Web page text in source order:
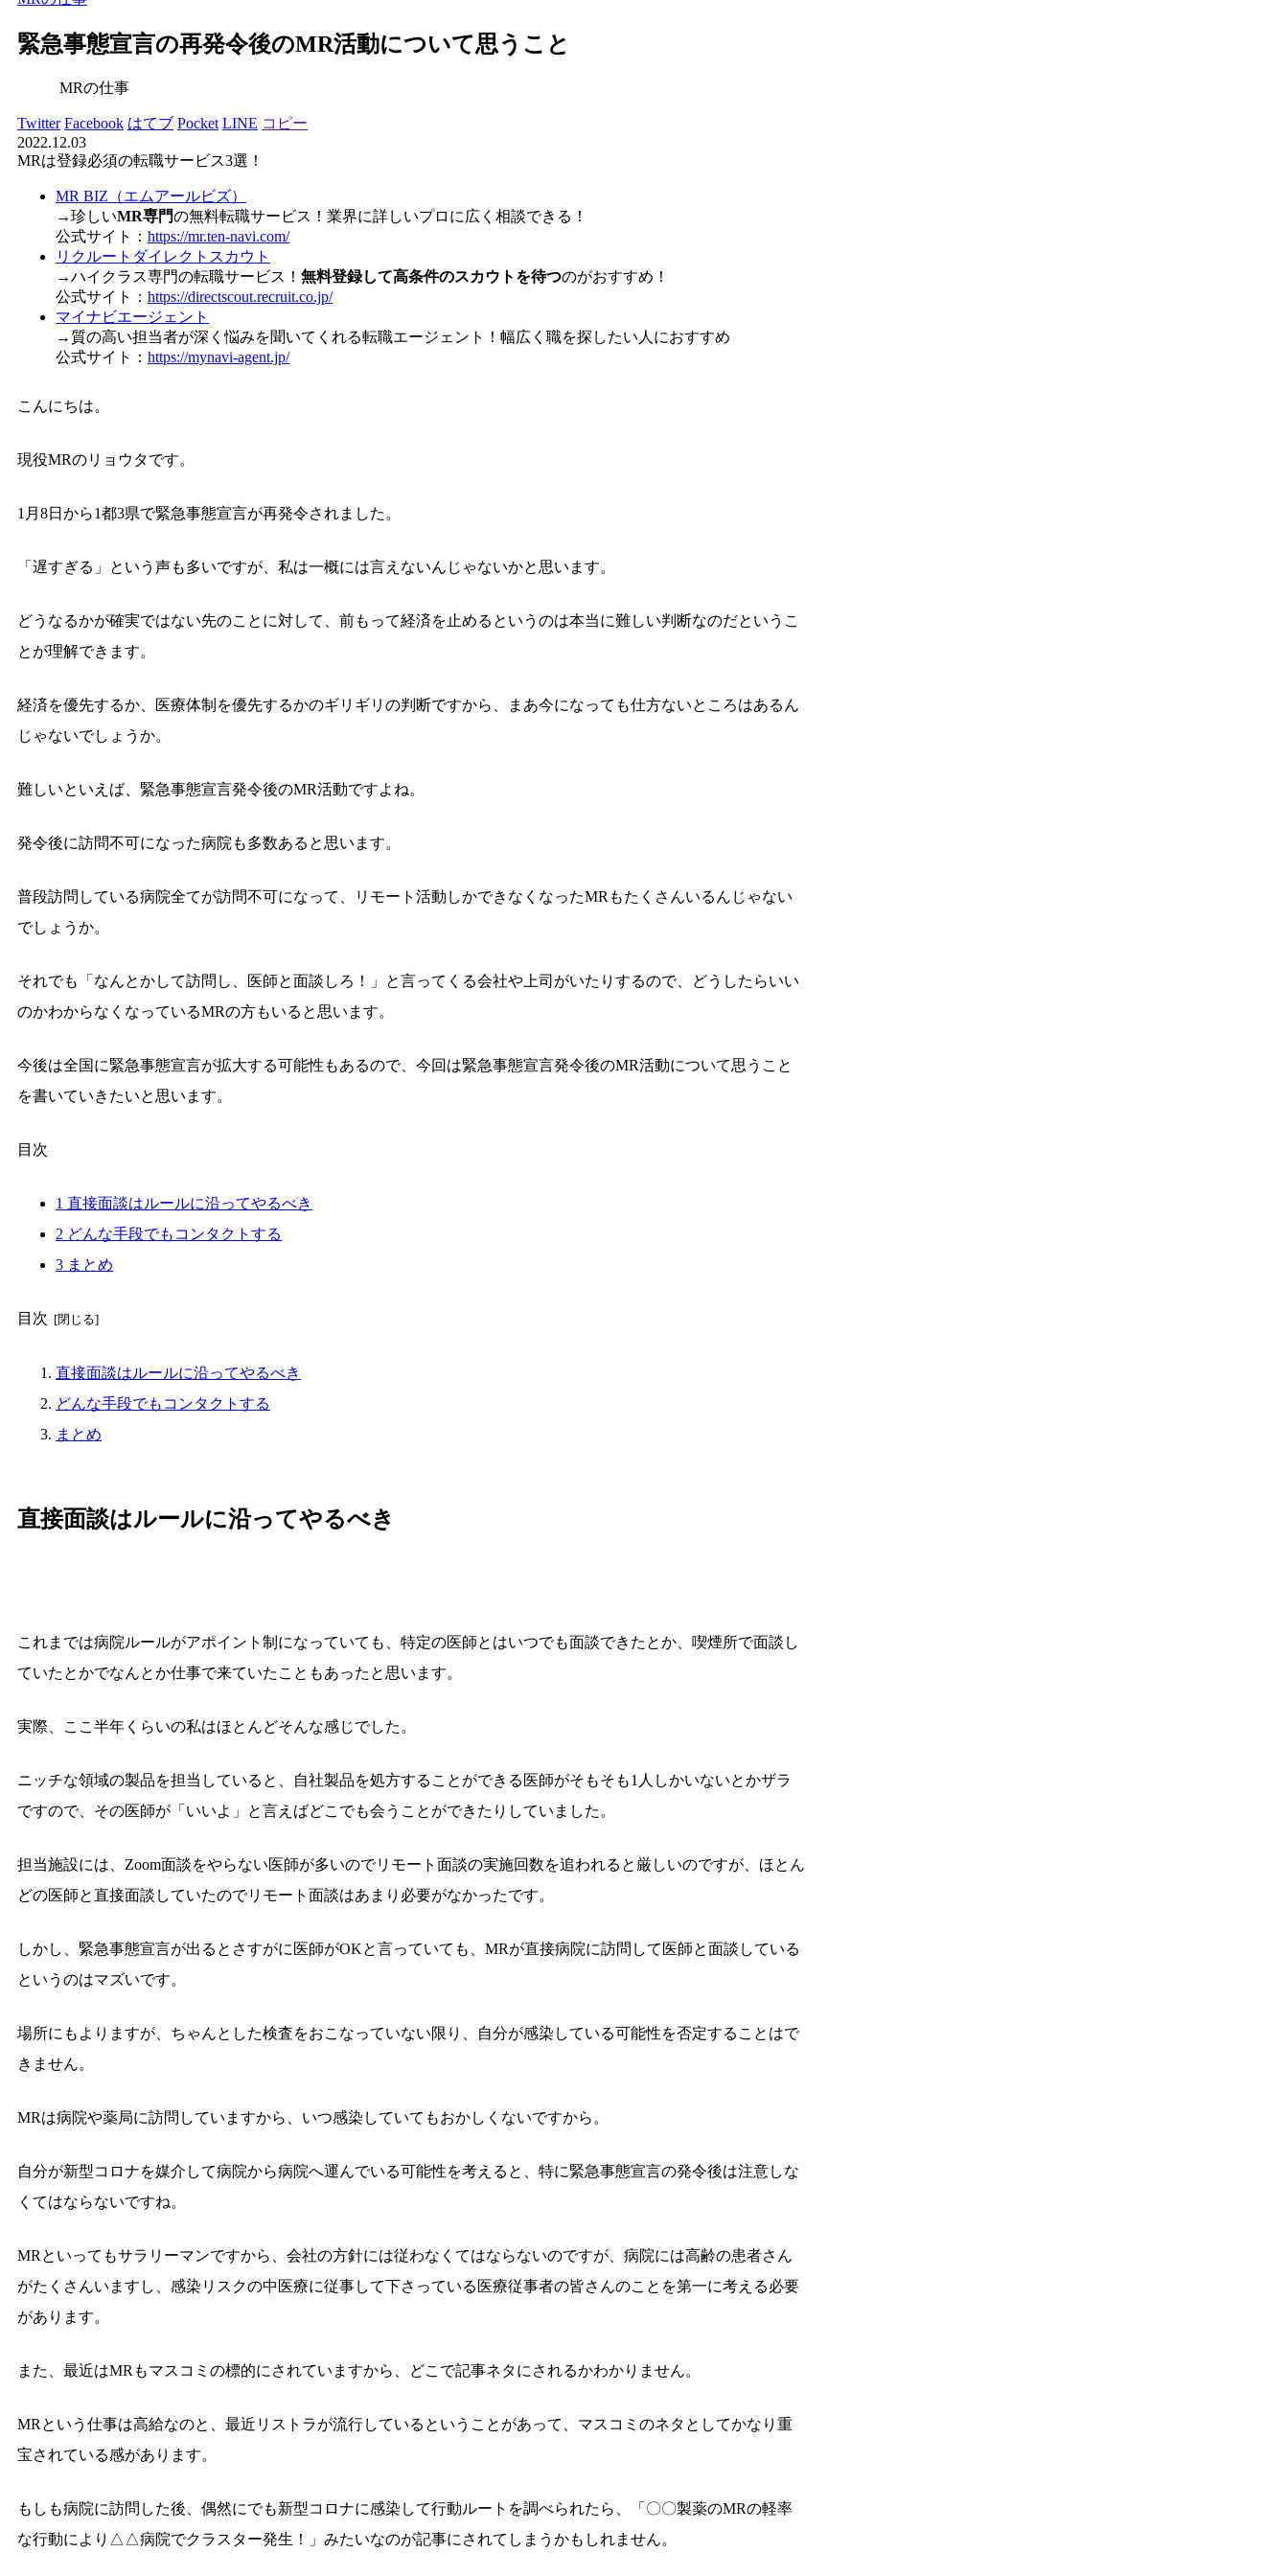
緊急事態宣言の再発令後のMR活動について思うこと
MRの仕事
Twitter Facebook はてブ Pocket LINE コピー
2022.12.03
MRは登録必須の転職サービス3選！
MR BIZ（エムアールビズ）
→珍しいMR専門の無料転職サービス！業界に詳しいプロに広く相談できる！
公式サイト： https://mr.ten-navi.com/
リクルートダイレクトスカウト
→ハイクラス専門の転職サービス！ 無料登録して高条件のスカウトを待つのがおすすめ！
公式サイト： https://directscout.recruit.co.jp/
マイナビエージェント
→質の高い担当者が深く悩みを聞いてくれる転職エージェント！幅広く職を探したい人におすすめ
公式サイト： https://mynavi-agent.jp/
こんにちは。
現役MRのリョウタです。
1月8日から1都3県で緊急事態宣言が再発令されました。
「遅すぎる」という声も多いですが、私は一概には言えないんじゃないかと思います。
どうなるかが確実ではない先のことに対して、前もって経済を止めるというのは本当に難しい判断なのだというこ
とが理解できます。
経済を優先するか、医療体制を優先するかのギリギリの判断ですから、まあ今になっても仕方ないところはあるん
じゃないでしょうか。
難しいといえば、緊急事態宣言発令後のMR活動ですよね。
発令後に訪問不可になった病院も多数あると思います。
普段訪問している病院全てが訪問不可になって、リモート活動しかできなくなったMRもたくさんいるんじゃない
でしょうか。
それでも「なんとかして訪問し、医師と面談しろ！」と言ってくる会社や上司がいたりするので、どうしたらいい
のかわからなくなっているMRの方もいると思います。
今後は全国に緊急事態宣言が拡大する可能性もあるので、今回は緊急事態宣言発令後のMR活動について思うこと
を書いていきたいと思います。
目次
1 直接面談はルールに沿ってやるべき
2 どんな手段でもコンタクトする
3 まとめ
目次
直接面談はルールに沿ってやるべき
どんな手段でもコンタクトする
まとめ
直接面談はルールに沿ってやるべき
これまでは病院ルールがアポイント制になっていても、特定の医師とはいつでも面談できたとか、喫煙所で面談し
ていたとかでなんとか仕事で来ていたこともあったと思います。
実際、ここ半年くらいの私はほとんどそんな感じでした。
ニッチな領域の製品を担当していると、自社製品を処方することができる医師がそもそも1人しかいないとかザラ
ですので、その医師が「いいよ」と言えばどこでも会うことができたりしていました。
担当施設には、Zoom面談をやらない医師が多いのでリモート面談の実施回数を追われると厳しいのですが、ほとん
どの医師と直接面談していたのでリモート面談はあまり必要がなかったです。
しかし、緊急事態宣言が出るとさすがに医師がOKと言っていても、MRが直接病院に訪問して医師と面談している
というのはマズいです。
場所にもよりますが、ちゃんとした検査をおこなっていない限り、自分が感染している可能性を否定することはで
きません。
MRは病院や薬局に訪問していますから、いつ感染していてもおかしくないですから。
自分が新型コロナを媒介して病院から病院へ運んでいる可能性を考えると、特に緊急事態宣言の発令後は注意しな
くてはならないですね。
MRといってもサラリーマンですから、会社の方針には従わなくてはならないのですが、病院には高齢の患者さん
がたくさんいますし、感染リスクの中医療に従事して下さっている医療従事者の皆さんのことを第一に考える必要
があります。
また、最近はMRもマスコミの標的にされていますから、どこで記事ネタにされるかわかりません。
MRという仕事は高給なのと、最近リストラが流行しているということがあって、マスコミのネタとしてかなり重
宝されている感があります。
もしも病院に訪問した後、偶然にでも新型コロナに感染して行動ルートを調べられたら、「〇〇製薬のMRの軽率
な行動により△△病院でクラスター発生！」みたいなのが記事にされてしまうかもしれません。